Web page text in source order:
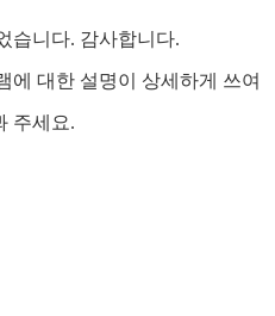
습니다. 감사합니다.
에 대한 설명이 상세하게 쓰여
주세요.